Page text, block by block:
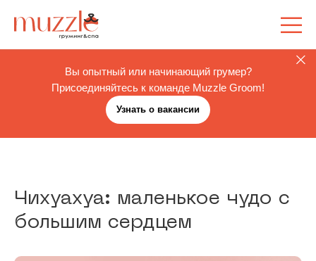
Вы опытный или начинающий грумер?
Присоединяйтесь к команде Muzzle Groom!
Узнать о вакансии
Чихуахуа: маленькое чудо с
большим сердцем